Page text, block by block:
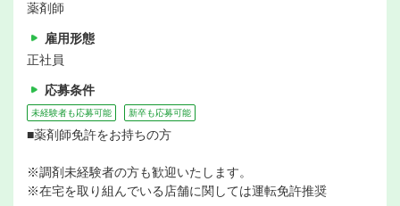
薬剤師
雇用形態
正社員
応募条件
未経験者も応募可能 新卒も応募可能
■薬剤師免許をお持ちの方
※調剤未経験者の方も歓迎いたします。
※在宅を取り組んでいる店舗に関しては運転免許推奨